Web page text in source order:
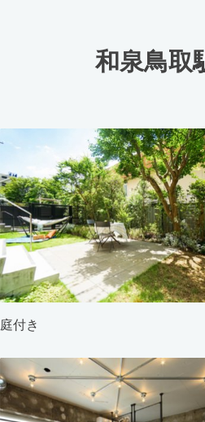
和泉鳥取
庭付き